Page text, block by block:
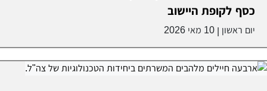
כסף לקופת היישוב
יום ראשון 10 מאי 2026